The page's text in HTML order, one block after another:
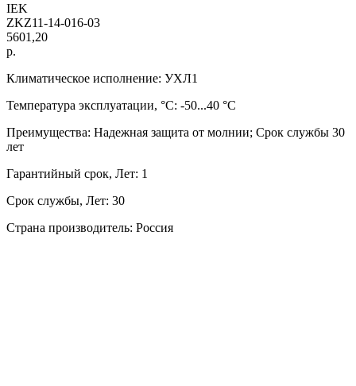
IEK
ZKZ11-14-016-03
5601,20
р.
Климатическое исполнение: УХЛ1
Температура эксплуатации, °C: -50...40 °C
Преимущества: Надежная защита от молнии; Срок службы 30
лет
Гарантийный срок, Лет: 1
Срок службы, Лет: 30
Страна производитель: Россия